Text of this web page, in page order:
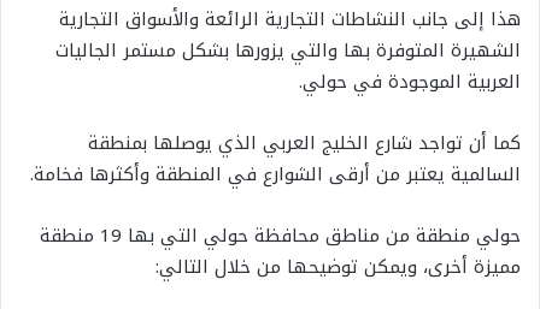
هذا إلى جانب النشاطات التجارية الرائعة والأسواق التجارية
الشهيرة المتوفرة بها والتي يزورها بشكل مستمر الجاليات
العربية الموجودة في حولي.
كما أن تواجد شارع الخليج العربي الذي يوصلها بمنطقة
السالمية يعتبر من أرقى الشوارع في المنطقة وأكثرها فخامة.
حولي منطقة من مناطق محافظة حولي التي بها 19 منطقة
مميزة أخرى، ويمكن توضيحها من خلال التالي: